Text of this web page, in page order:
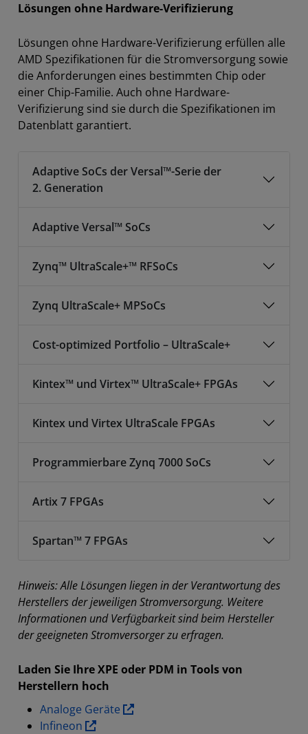
Lösungen ohne Hardware-Verifizierung
Lösungen ohne Hardware-Verifizierung erfüllen alle
AMD Spezifikationen für die Stromversorgung sowie
die Anforderungen eines bestimmten Chip oder
einer Chip-Familie. Auch ohne Hardware-
Verifizierung sind sie durch die Spezifikationen im
Datenblatt garantiert.
Adaptive SoCs der Versal™-Serie der
2. Generation
Adaptive Versal™ SoCs
Zynq™ UltraScale+™ RFSoCs
Zynq UltraScale+ MPSoCs
Cost-optimized Portfolio – UltraScale+
Kintex™ und Virtex™ UltraScale+ FPGAs
Kintex und Virtex UltraScale FPGAs
Programmierbare Zynq 7000 SoCs
Artix 7 FPGAs
Spartan™ 7 FPGAs
Hinweis: Alle Lösungen liegen in der Verantwortung des
Herstellers der jeweiligen Stromversorgung. Weitere
Informationen und Verfügbarkeit sind beim Hersteller
der geeigneten Stromversorger zu erfragen.
Laden Sie Ihre XPE oder PDM in Tools von
Herstellern hoch
Analoge Geräte
Infineon